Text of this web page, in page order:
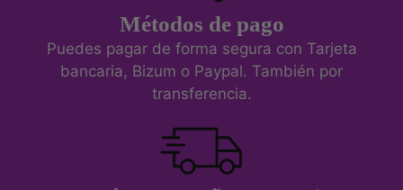
Métodos de pago
Puedes pagar de forma segura con Tarjeta
bancaria, Bizum o Paypal. También por
transferencia.